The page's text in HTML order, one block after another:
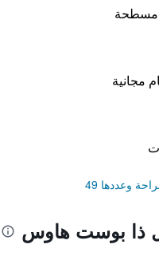
مسطحة
مجانية
وعددها 49
ذا بوست هاوس